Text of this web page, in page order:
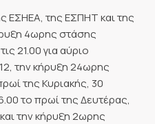
ΕΣΗΕΑ, της ΕΣΠΗΤ και της
4ωρης στάσης
21.00 για αύριο
την κήρυξη 24ωρης
της Κυριακής, 30
το πρωί της Δευτέρας,
την κήρυξη 2ωρης